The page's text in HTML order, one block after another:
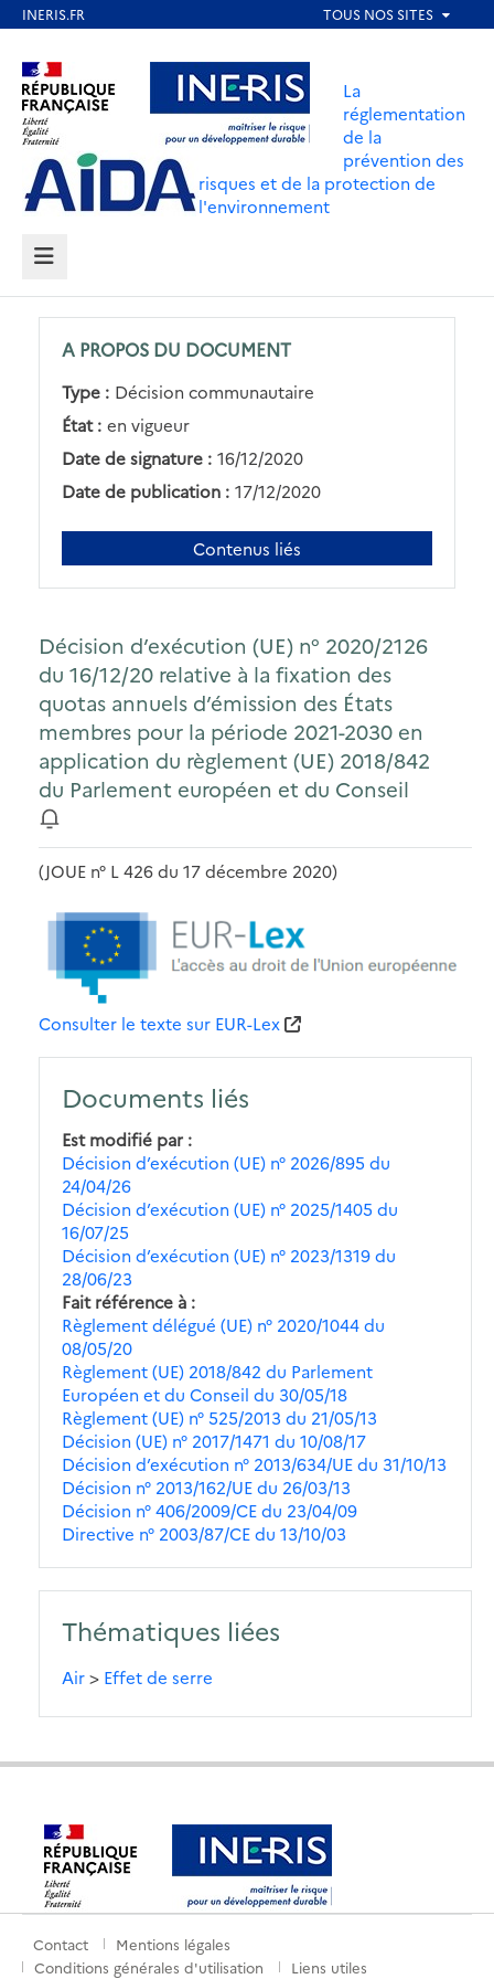
contenu
principal
Aller au contenu Aller au menu
Aller au pied de page
La
réglementation
de la
prévention des
risques et de la protection de
l'environnement
MENU
A PROPOS DU DOCUMENT
Type : Décision communautaire
État : en vigueur
Date de signature : 16/12/2020
Date de publication : 17/12/2020
Contenus liés
Décision d’exécution (UE) n° 2020/2126
du 16/12/20 relative à la fixation des
quotas annuels d’émission des États
membres pour la période 2021-2030 en
application du règlement (UE) 2018/842
du Parlement européen et du Conseil
(JOUE n° L 426 du 17 décembre 2020)
Consulter le texte sur EUR-Lex
Documents liés
Est modifié par
Décision d’exécution (UE) n° 2026/895 du
24/04/26
Décision d’exécution (UE) n° 2025/1405 du
16/07/25
Décision d’exécution (UE) n° 2023/1319 du
28/06/23
Fait référence à
Règlement délégué (UE) n° 2020/1044 du
08/05/20
Règlement (UE) 2018/842 du Parlement
Européen et du Conseil du 30/05/18
Règlement (UE) n° 525/2013 du 21/05/13
Décision (UE) n° 2017/1471 du 10/08/17
Décision d’exécution n° 2013/634/UE du 31/10/13
Décision n° 2013/162/UE du 26/03/13
Décision n° 406/2009/CE du 23/04/09
Directive n° 2003/87/CE du 13/10/03
Thématiques liées
Air> Effet de serre
Menu
Contact
Mentions légales
Conditions générales d'utilisation
Liens utiles